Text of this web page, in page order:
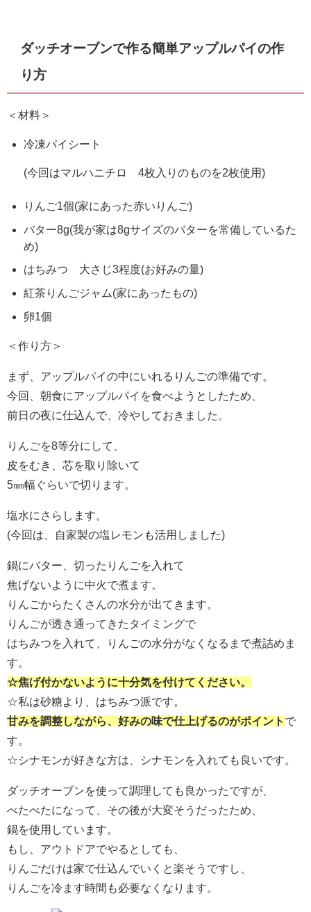
ダッチオーブンで作る簡単アップルパイの作
り方
＜材料＞
冷凍パイシート
(今回はマルハニチロ 4枚入りのものを2枚使用)
りんご1個(家にあった赤いりんご)
バター8g(我が家は8gサイズのバターを常備しているた
め)
はちみつ 大さじ3程度(お好みの量)
紅茶りんごジャム(家にあったもの)
卵1個
＜作り方＞
まず、アップルパイの中にいれるりんごの準備です。
今回、朝食にアップルパイを食べようとしたため、
前日の夜に仕込んで、冷やしておきました。
りんごを8等分にして、
皮をむき、芯を取り除いて
5㎜幅ぐらいで切ります。
塩水にさらします。
(今回は、自家製の塩レモンも活用しました)
鍋にバター、切ったりんごを入れて
焦げないように中火で煮ます。
りんごからたくさんの水分が出てきます。
りんごが透き通ってきたタイミングで
はちみつを入れて、りんごの水分がなくなるまで煮詰めま
す。
☆焦げ付かないように十分気を付けてください。
☆私は砂糖より、はちみつ派です。
甘みを調整しながら、好みの味で仕上げるのがポイント で
す。
☆シナモンが好きな方は、シナモンを入れても良いです。
ダッチオーブンを使って調理しても良かったですが、
べたべたになって、その後が大変そうだったため、
鍋を使用しています。
もし、アウトドアでやるとしても、
りんごだけは家で仕込んでいくと楽そうですし、
りんごを冷ます時間も必要なくなります。